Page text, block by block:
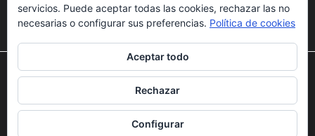
Copyright © 2018.Fly News.Noticias aerospacial
UAS aviación comercial
Utilizamos cookies para ofrecerte la mejor experiencia en
nuestra web.
Puedes aprender más sobre qué cookies utilizamos o
desactivarlas en losajustes.
servicios. Puede aceptar todas las cookies, rechazar las no
necesarias o configurar sus preferencias. Política de cookies
Aceptar todo
Rechazar
Configurar